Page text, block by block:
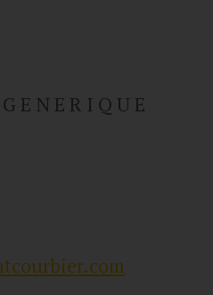
E N E R I Q U E